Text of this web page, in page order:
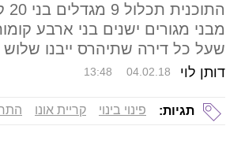
שעל כל דירה שתיהרס ייבנו
דותן לוי 13:48 04.02.18
תגיות: פינוי בינוי קריית אונו